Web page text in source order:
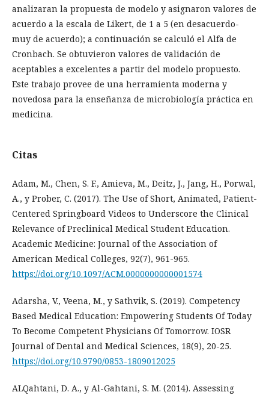
analizaran la propuesta de modelo y asignaron valores de
acuerdo a la escala de Likert, de 1 a 5 (en desacuerdo-
muy de acuerdo); a continuación se calculó el Alfa de
Cronbach. Se obtuvieron valores de validación de
aceptables a excelentes a partir del modelo propuesto.
Este trabajo provee de una herramienta moderna y
novedosa para la enseñanza de microbiología práctica en
medicina.
Citas
Adam, M., Chen, S. F., Amieva, M., Deitz, J., Jang, H., Porwal,
A., y Prober, C. (2017). The Use of Short, Animated, Patient-
Centered Springboard Videos to Underscore the Clinical
Relevance of Preclinical Medical Student Education.
Academic Medicine: Journal of the Association of
American Medical Colleges, 92(7), 961-965.
https://doi.org/10.1097/ACM.0000000000001574
Adarsha, V., Veena, M., y Sathvik, S. (2019). Competency
Based Medical Education: Empowering Students Of Today
To Become Competent Physicians Of Tomorrow. IOSR
Journal of Dental and Medical Sciences, 18(9), 20-25.
https://doi.org/10.9790/0853-1809012025
ALQahtani, D. A., y Al-Gahtani, S. M. (2014). Assessing